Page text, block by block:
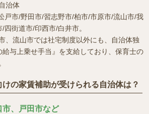
治体
戸市/野田市/習志野市/柏市/市原市/流山市/我
街道市/印西市/白井市。
、流山市では社宅制度以外にも、自治体独
給与上乗せ手当』を支給しており、保育士の
の家賃補助が受けられる自治体は？
市、戸田市など